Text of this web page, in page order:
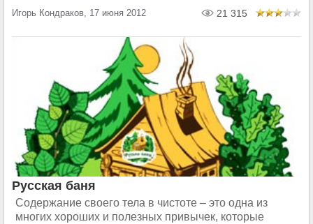
Игорь Кондраков, 17 июня 2012 21 315
Русская баня
Содержание своего тела в чистоте – это одна из
многих хороших и полезных привычек, которые